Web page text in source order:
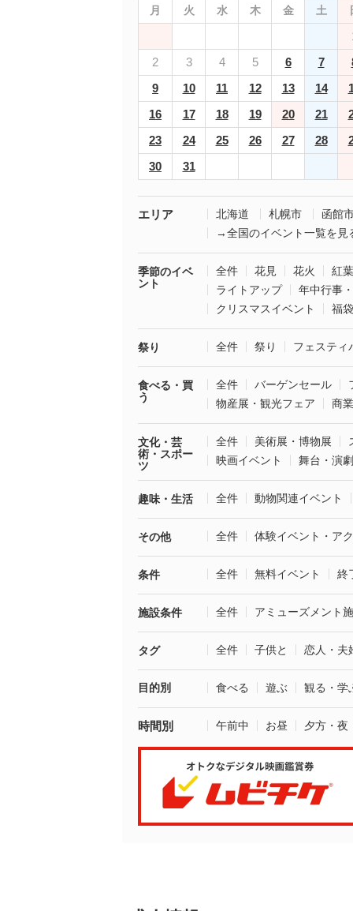
月 火 水 木 金 土
2
3 4 5 6 7
9
10 11 12 13 14
16
17 18 19 20 21
23
24 25 26 27 28
30
31
エリア 北海道 札幌市
函館
→全国のイベント一覧を見
季節のイベ
ント
全件 花見 花火
紅葉
ライトアップ
年中行事
クリスマスイベント
福
祭り 全件 祭り フェスティ
食べる・買
う
全件 バーゲンセール
物産展・観光フェア
商
文化・芸
術・スポー
ツ
全件 美術展・博物展
映画イベント
舞台・演劇
趣味・生活 全件 動物関連イベント
その他 全件 体験イベント・ア
条件 全件 無料イベント 終
施設条件 全件 アミューズメント
タグ 全件 子供と 恋人・夫
目的別 食べる 遊ぶ 観る・学
時間別 午前中 お昼 夕方・夜